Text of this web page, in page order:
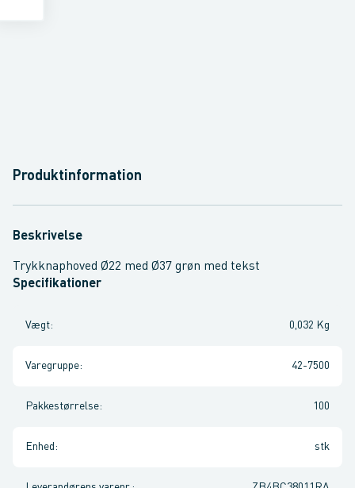
Produktinformation
Beskrivelse
Trykknaphoved Ø22 med Ø37 grøn med tekst
Specifikationer
Vægt: 0,032 Kg
Varegruppe: 42-7500
Pakkestørrelse: 100
Enhed : stk